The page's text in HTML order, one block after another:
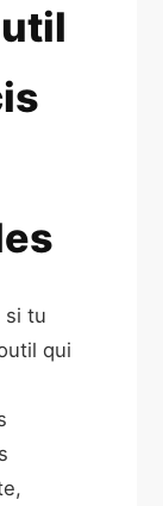
si tu
qui